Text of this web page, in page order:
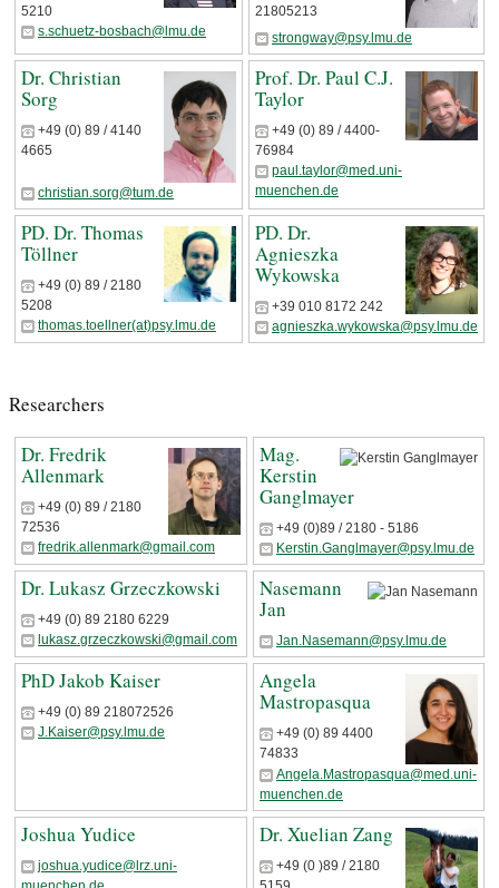
5210
s.schuetz-bosbach@lmu.de
21805213
strongway@psy.lmu.de
Dr. Christian
Sorg
+49 (0) 89 / 4140
4665
christian.sorg@tum.de
Prof. Dr. Paul C.J.
Taylor
+49 (0) 89 / 4400-
76984
paul.taylor@med.uni-
muenchen.de
PD. Dr. Thomas
Töllner
+49 (0) 89 / 2180
5208
thomas.toellner(at)psy.lmu.de
PD. Dr.
Agnieszka
Wykowska
+39 010 8172 242
agnieszka.wykowska@psy.lmu.de
Researchers
Dr. Fredrik
Allenmark
+49 (0) 89 / 2180
72536
fredrik.allenmark@gmail.com
Mag.
Kerstin
Ganglmayer
+49 (0)89 / 2180 - 5186
Kerstin.Ganglmayer@psy.lmu.de
Dr. Lukasz Grzeczkowski
+49 (0) 89 2180 6229
lukasz.grzeczkowski@gmail.com
Nasemann
Jan
Jan.Nasemann@psy.lmu.de
PhD Jakob Kaiser
+49 (0) 89 218072526
J.Kaiser@psy.lmu.de
Angela
Mastropasqua
+49 (0) 89 4400
74833
Angela.Mastropasqua@med.uni-
muenchen.de
Joshua Yudice
joshua.yudice@lrz.uni-
Dr. Xuelian Zang
+49 (0 )89 / 2180